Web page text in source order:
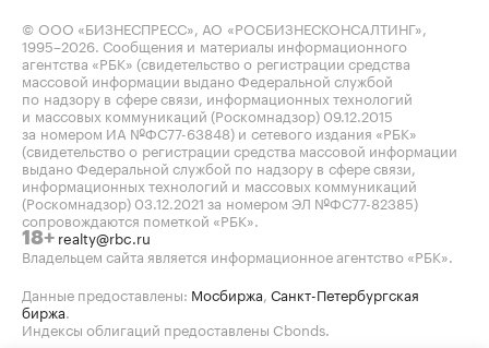
© ООО «БИЗНЕСПРЕСС», АО «РОСБИЗНЕСКОНСАЛТИНГ»,
1995–2026. Сообщения и материалы информационного
агентства «РБК» (свидетельство о регистрации средства
массовой информации выдано Федеральной службой
по надзору в сфере связи, информационных технологий
и массовых коммуникаций (Роскомнадзор) 09.12.2015
за номером ИА №ФС77-63848) и сетевого издания «РБК»
(свидетельство о регистрации средства массовой информации
выдано Федеральной службой по надзору в сфере связи,
информационных технологий и массовых коммуникаций
(Роскомнадзор) 03.12.2021 за номером ЭЛ №ФС77-82385)
сопровождаются пометкой «РБК».
18+ realty@rbc.ru
Владельцем сайта является информационное агентство «РБК».
Данные предоставлены: Мосбиржа, Санкт-Петербургская
биржа.
Индексы облигаций предоставлены Cbonds.